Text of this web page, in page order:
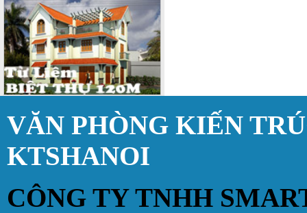
VĂN PHÒNG KIẾN
KTSHANOI
CÔNG TY TNHH